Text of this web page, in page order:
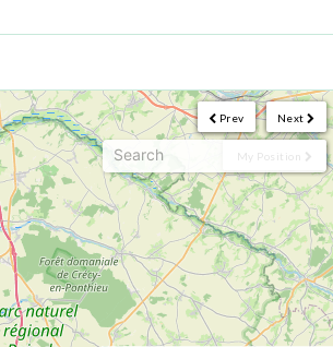
Next
Prev
My Position